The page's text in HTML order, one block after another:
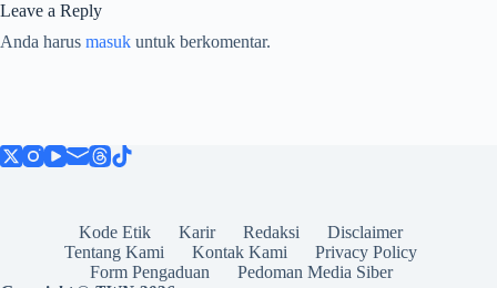
Leave a Reply
Anda harus masuk untuk berkomentar.
Kode Etik Karir Redaksi
Disclaimer
Tentang Kami
Kontak Kami
Privacy Policy
Form Pengaduan
Pedoman Media Siber